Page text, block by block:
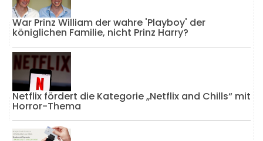
War Prinz William der wahre 'Playboy' der
königlichen Familie, nicht Prinz Harry?
Netflix fördert die Kategorie „Netflix and Chills“ mit
Horror-Thema